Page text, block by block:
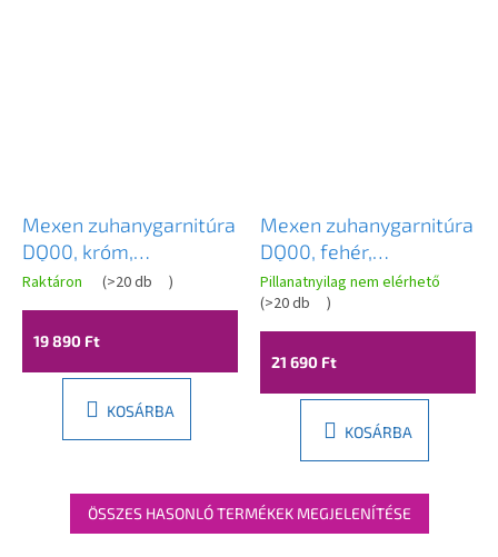
Mexen zuhanygarnitúra
DQ00, króm,
785004581-00
Raktáron (>20 db )
19 890 Ft
KOSÁRBA
Mexen zuhanygarnitúra
DQ00, fehér,
785004581-20
Pillanatnyilag nem elérhető
(>20 db )
21 690 Ft
KOSÁRBA
ÖSSZES HASONLÓ TERMÉKEK MEGJELENÍTÉSE